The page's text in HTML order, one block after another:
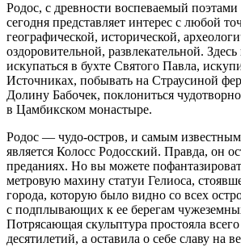
Родос, с древности воспеваемый
сегодня представляет интерес с любой
географической, исторической,
оздоровительной, развлекательной.
искупаться в бухте Святого Павла,
Источниках, побывать на Страусиной
Долину Бабочек, поклониться
в Цамбикском монастыре.
Родос — чудо-остров, и самым известным
является Колосс Родосский. Правда, он
преданиях. Но вы можете
метровую махину статуи Гелиоса,
города, которую было видно со всех
с подплывающих к ее берегам
Потрясающая скульптура простояла
десятилетий, а оставила о себе славу на